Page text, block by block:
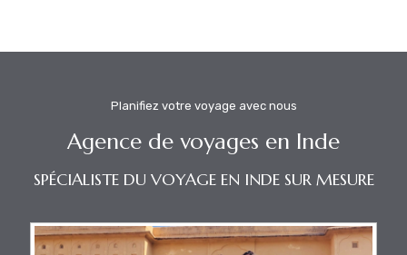
Planifiez votre voyage avec nous
Agence de voyages en Inde
SPÉCIALISTE DU VOYAGE EN INDE SUR MESURE